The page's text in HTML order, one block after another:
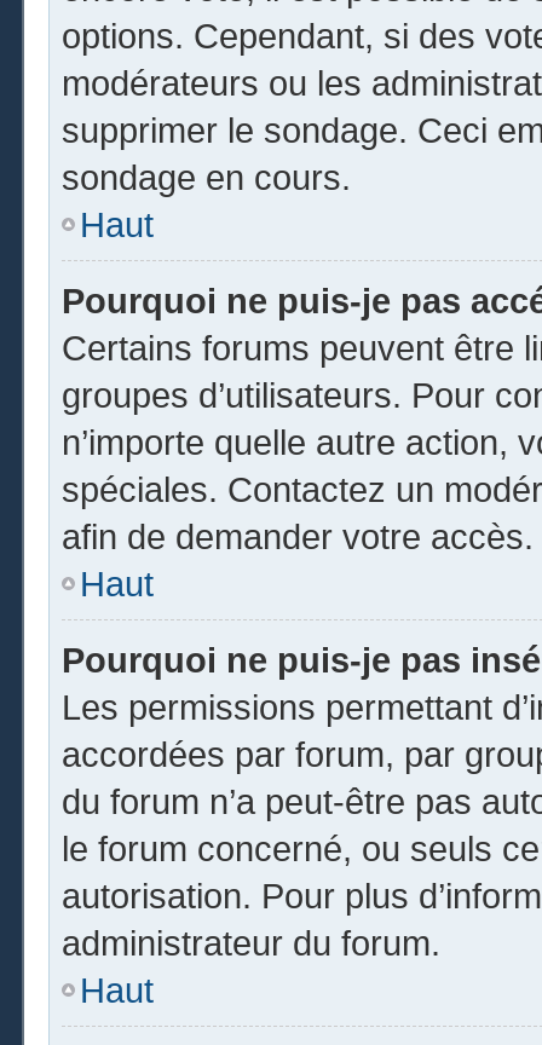
options. Cependant, si des
modérateurs ou les
supprimer le sondage. Ceci
sondage en cours.
Haut
Pourquoi ne puis-je pas
Certains forums peuvent être
groupes d’utilisateurs. Pour
n’importe quelle autre action,
spéciales. Contactez un
afin de demander votre accès.
Haut
Pourquoi ne puis-je pas
Les permissions permettant
accordées par forum, par
du forum n’a peut-être pas
le forum concerné, ou seuls
autorisation. Pour plus
administrateur du forum.
Haut